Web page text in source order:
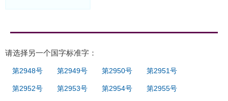
请选择另一个国字标准字：
第2948号 第2949号 第2950号 第2951号
第2952号 第2953号 第2954号 第2955号